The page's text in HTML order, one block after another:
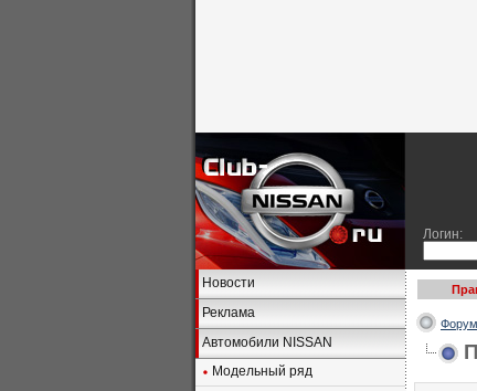
Логин:
Новости
Реклама
Автомобили NISSAN
Модельный ряд